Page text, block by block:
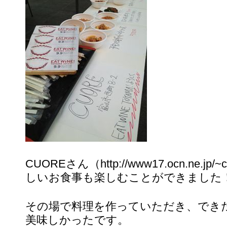
CUOREさん（http://www17.ocn.ne.jp/
しいお食事も楽しむことができました
その場で料理を作っていただき、で
美味しかったです。